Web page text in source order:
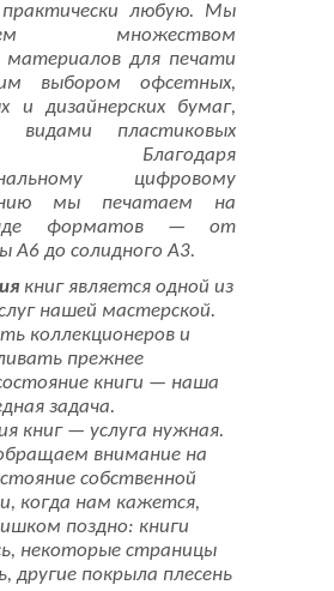
любую. Мы
множеством
материалов для печати
выбором офсетных,
и дизайнерских бумаг,
видами пластиковых
Благодаря
цифровому
мы печатаем на
форматов — от
А6 до солидного A3.
книг является одной из
нашей мастерской.
коллекционеров и
прежнее
книги — наша
задача.
книг — услуга нужная.
внимание на
собственной
когда нам кажется,
поздно: книги
некоторые страницы
другие покрыла плесень